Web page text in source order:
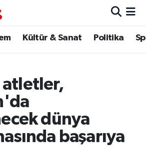
Kültür & Sanat Politika
atletler,
dünya
başarıya
Durumu ve Fikstür